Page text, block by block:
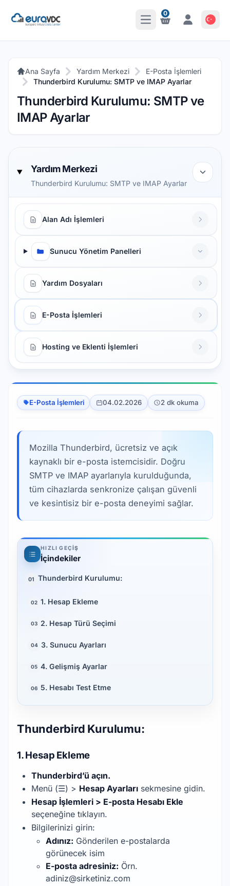
Ana Menüyü Aç
Bildirimler
0
Bildirimler
Ana Sayfa Yardım Merkezi
E-Posta İşlemleri
Thunderbird Kurulumu: SMTP ve IMAP Ayarlar
Thunderbird Kurulumu: SMTP ve
IMAP Ayarlar
Yardım Merkezi
Thunderbird Kurulumu: SMTP ve IMAP Ayarlar
Alan Adı İşlemleri
Sunucu Yönetim Panelleri
Yardım Dosyaları
E-Posta İşlemleri
Hosting ve Eklenti İşlemleri
E-Posta İşlemleri 04.02.2026 2 dk okuma
Mozilla Thunderbird, ücretsiz ve açık
kaynaklı bir e-posta istemcisidir. Doğru
SMTP ve IMAP ayarlarıyla kurulduğunda,
tüm cihazlarda senkronize çalışan güvenli
ve kesintisiz bir e-posta deneyimi sağlar.
HIZLI GEÇIŞ
İçindekiler
01 Thunderbird Kurulumu:
02 1. Hesap Ekleme
03 2. Hesap Türü Seçimi
04 3. Sunucu Ayarları
05 4. Gelişmiş Ayarlar
06 5. Hesabı Test Etme
Thunderbird Kurulumu:
1. Hesap Ekleme
Thunderbird’ü açın.
Menü (☰) > Hesap Ayarları sekmesine gidin.
Hesap İşlemleri > E-posta Hesabı Ekle
seçeneğine tıklayın.
Bilgilerinizi girin:
Adınız: Gönderilen e-postalarda
görünecek isim
E-posta adresiniz: Örn.
adiniz@sirketiniz.com